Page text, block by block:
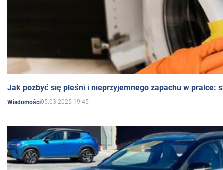
Jak pozbyć się pleśni i nieprzyjemnego zapachu w pralce:
Wiadomości05.03.2025 19:45